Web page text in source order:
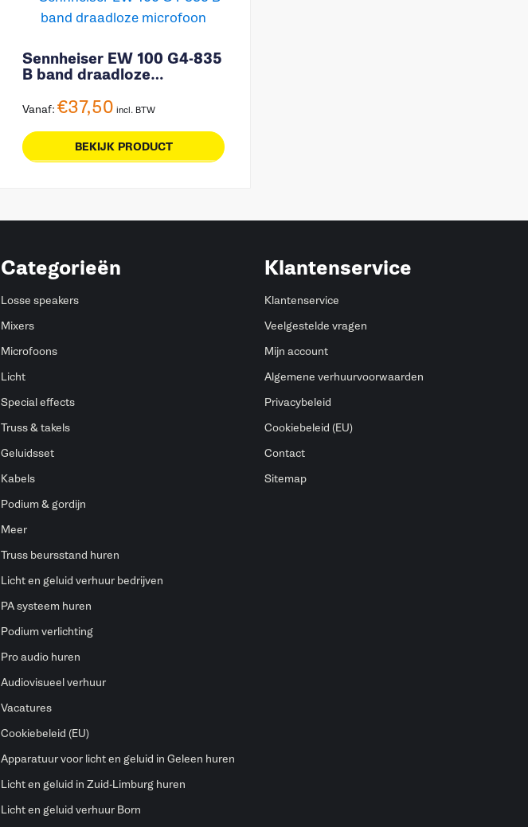
Sennheiser EW 100 G4-835
B band draadloze
Vanaf: €37,50 incl. BTW
BEKIJK PRODUCT
Categorieën
Losse speakers
Mixers
Microfoons
Licht
Special effects
Truss & takels
Geluidsset
Kabels
Podium & gordijn
Meer
Truss beursstand huren
Licht en geluid verhuur bedrijven
PA systeem huren
Podium verlichting
Pro audio huren
Audiovisueel verhuur
Vacatures
Cookiebeleid (EU)
Apparatuur voor licht en geluid in Geleen huren
Licht en geluid in Zuid-Limburg huren
Licht en geluid verhuur Born
Klantenservice
Klantenservice
Veelgestelde vragen
Mijn account
Algemene verhuurvoorwaarden
Privacybeleid
Cookiebeleid (EU)
Contact
Sitemap